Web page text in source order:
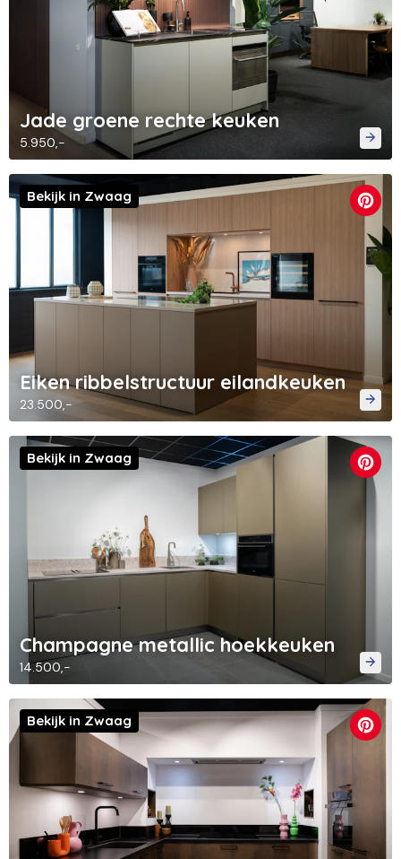
Jade groene rechte keuken
5.950,-
Eiken ribbelstructuur eilandkeuken
23.500,-
Bekijk in Zwaag
Champagne metallic hoekkeuken
14.500,-
Bekijk in Zwaag
Bekijk in Zwaag